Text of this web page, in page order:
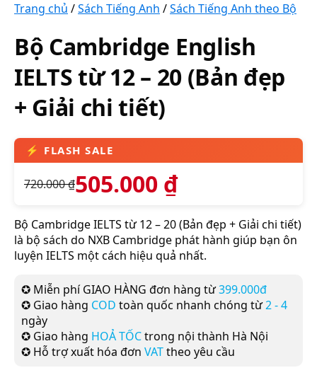
Trang chủ /Sách Tiếng Anh /Sách Tiếng Anh theo Bộ
Bộ Cambridge English
IELTS từ 12 – 20 (Bản đẹp
+ Giải chi tiết)
720.000₫505.000 ₫
Bộ Cambridge IELTS từ 12 – 20 (Bản đẹp + Giải chi tiết)
là bộ sách do NXB Cambridge phát hành giúp bạn ôn
luyện IELTS một cách hiệu quả nhất.
✪ Miễn phí GIAO HÀNG đơn hàng từ399.000đ
✪ Giao hàng COD toàn quốc nhanh chóng từ2 - 4
ngày
✪ Giao hàng HOẢ TỐCtrong nội thành Hà Nội
✪ Hỗ trợ xuất hóa đơn VATtheo yêu cầu